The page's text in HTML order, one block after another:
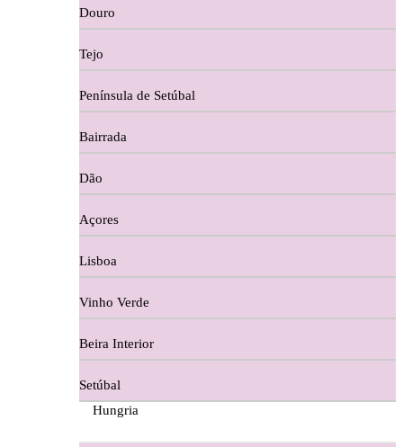
Casa Relvas Alentejo
Caves de São João - Bairrada
Charcutaria
Copos e Decanter
Cortes De Reguengo Douro
Digestivos
Divai - Alentejo
Dona Sancha Dão
Doroteia Douro
Ermelinda Freitas - Setubal
Douro
Tejo
Península de Setúbal
Bairrada
Dão
Açores
Lisboa
Vinho Verde
Beira Interior
Setúbal
Hungria